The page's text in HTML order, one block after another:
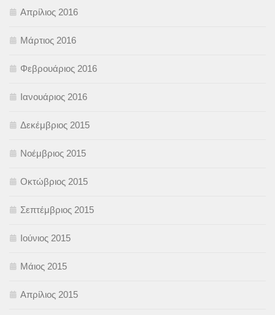
Απρίλιος 2016
Μάρτιος 2016
Φεβρουάριος 2016
Ιανουάριος 2016
Δεκέμβριος 2015
Νοέμβριος 2015
Οκτώβριος 2015
Σεπτέμβριος 2015
Ιούνιος 2015
Μάιος 2015
Απρίλιος 2015